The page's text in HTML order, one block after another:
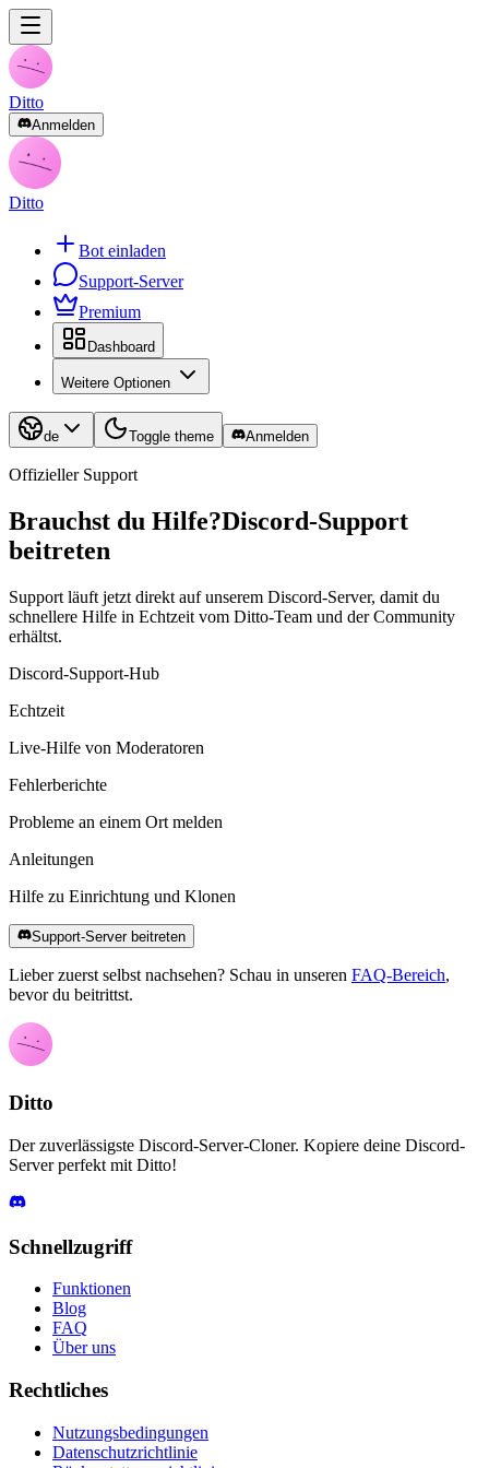
Ditto
Anmelden
Ditto
Bot einladen
Support-Server
Premium
Dashboard
Weitere Optionen
de Toggle theme Anmelden
Offizieller Support
Brauchst du Hilfe?Discord-Support
beitreten
Support läuft jetzt direkt auf unserem Discord-Server, damit du
schnellere Hilfe in Echtzeit vom Ditto-Team und der Community
erhältst.
Discord-Support-Hub
Echtzeit
Live-Hilfe von Moderatoren
Fehlerberichte
Probleme an einem Ort melden
Anleitungen
Hilfe zu Einrichtung und Klonen
Support-Server beitreten
Lieber zuerst selbst nachsehen? Schau in unseren FAQ-Bereich,
bevor du beitrittst.
Ditto
Der zuverlässigste Discord-Server-Cloner. Kopiere deine Discord-
Server perfekt mit Ditto!
Schnellzugriff
Funktionen
Blog
FAQ
Über uns
Rechtliches
Nutzungsbedingungen
Datenschutzrichtlinie